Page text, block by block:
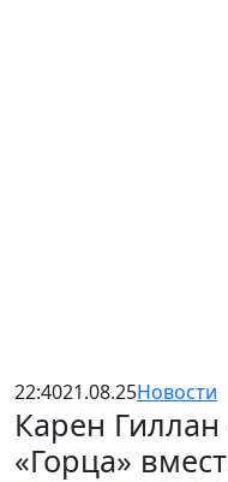
22:4021.08.25Новости
Карен
«Горца»